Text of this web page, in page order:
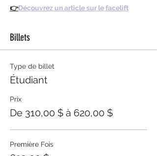
👉Découvrez un article sur le facelift
Billets
Type de billet
Étudiant
Prix
De 310,00 $ à 620,00 $
Première Fois